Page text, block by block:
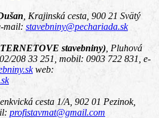
Krajinská cesta, 900 21 Svätý
mail: stavebniny@pechariada.sk
stavebniny) Pluhová
02/208 33 251, mobil: 0903 722 831, e-
web:
cesta 1/A, 902 01 Pezinok,
profistavmat@gmail.com